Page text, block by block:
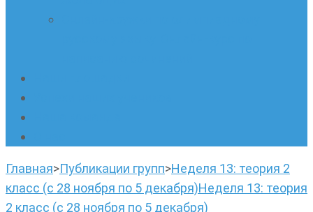
Главная>Публикации групп>Неделя 13: теория 2
класс (с 28 ноября по 5 декабря)Неделя 13: теория
2 класс (с 28 ноября по 5 декабря)